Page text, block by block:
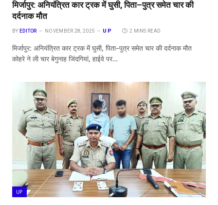
मिर्जापुर: अनियंत्रित कार ट्रक में घुसी, पिता–पुत्र समेत चार की
दर्दनाक मौत
BY EDITOR NOVEMBER 28, 2025 UP 2 MINS READ
मिर्जापुर: अनियंत्रित कार ट्रक में घुसी, पिता–पुत्र समेत चार की दर्दनाक मौत
कोहरे ने ली चार बेगुनाह जिंदगियां, हाईवे पर…
UP